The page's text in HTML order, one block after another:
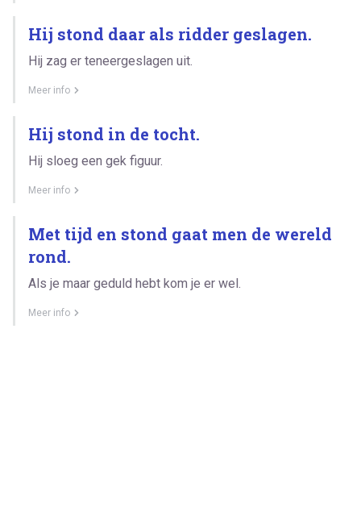
Hij stond daar als ridder geslagen.
Hij zag er teneergeslagen uit.
Meer info
Hij stond in de tocht.
Hij sloeg een gek figuur.
Meer info
Met tijd en stond gaat men de wereld
rond.
Als je maar geduld hebt kom je er wel.
Meer info